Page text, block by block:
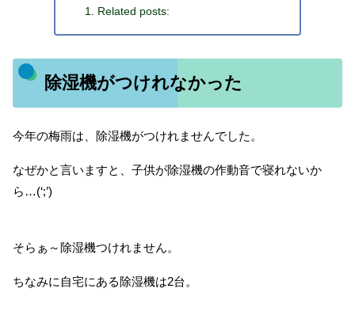
Related posts:
除湿機がつけれなかった
今年の梅雨は、除湿機がつけれませんでした。
なぜかと言いますと、子供が除湿機の作動音で寝れないか
ら…(‘;’)
そらぁ～除湿機つけれません。
ちなみに自宅にある除湿機は2台。